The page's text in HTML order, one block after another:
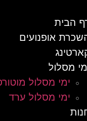
הבית
אופנועים
מסלול
ימי מסלול
ימי מסלול ערד